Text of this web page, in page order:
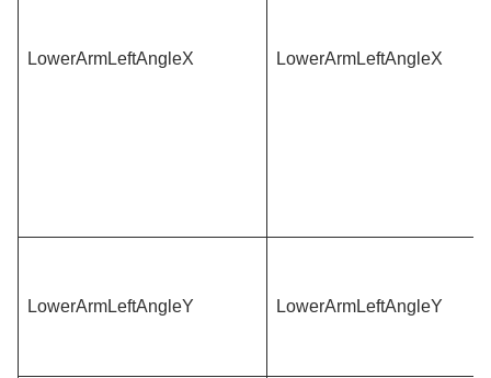
LowerArmLeftAngleX LowerArmLeftAngleX
LowerArmLeftAngleY LowerArmLeftAngleY